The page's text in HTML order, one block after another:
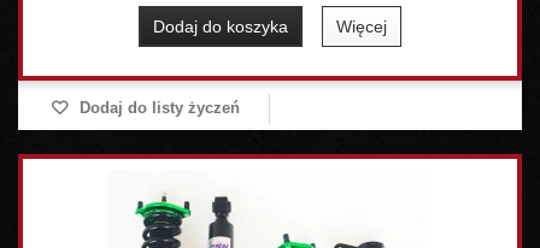
Dodaj do koszyka Więcej
Dodaj do listy życzeń